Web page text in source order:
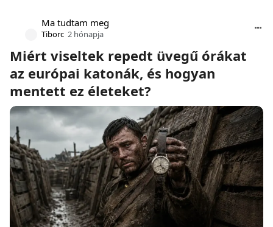
Ma tudtam meg
Tiborc 2 hónapja
Miért viseltek repedt üvegű órákat
az európai katonák, és hogyan
mentett ez életeket?